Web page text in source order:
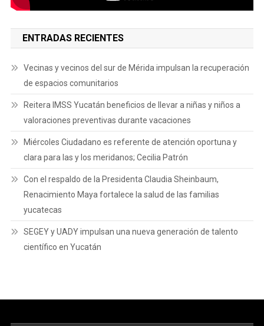
ENTRADAS RECIENTES
Vecinas y vecinos del sur de Mérida impulsan la recuperación
de espacios comunitarios
Reitera IMSS Yucatán beneficios de llevar a niñas y niños a
valoraciones preventivas durante vacaciones
Miércoles Ciudadano es referente de atención oportuna y
clara para las y los meridanos; Cecilia Patrón
Con el respaldo de la Presidenta Claudia Sheinbaum,
Renacimiento Maya fortalece la salud de las familias
yucatecas
SEGEY y UADY impulsan una nueva generación de talento
científico en Yucatán